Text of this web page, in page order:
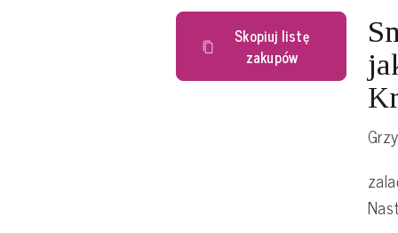
Skopiuj listę
zakupów